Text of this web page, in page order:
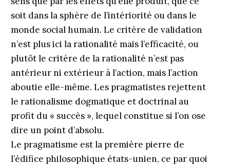
soit dans la sphère de l’intériorité ou dans le
monde social humain. Le critère de validation
n’est plus ici la rationalité mais l’efficacité, ou
plutôt le critère de la rationalité n’est pas
antérieur ni extérieur à l’action, mais l’action
aboutie elle-même. Les pragmatistes rejettent
le rationalisme dogmatique et doctrinal au
profit du « succès », lequel constitue si l’on ose
dire un point d’absolu.
Le pragmatisme est la première pierre de
l’édifice philosophique états-unien, ce par quoi